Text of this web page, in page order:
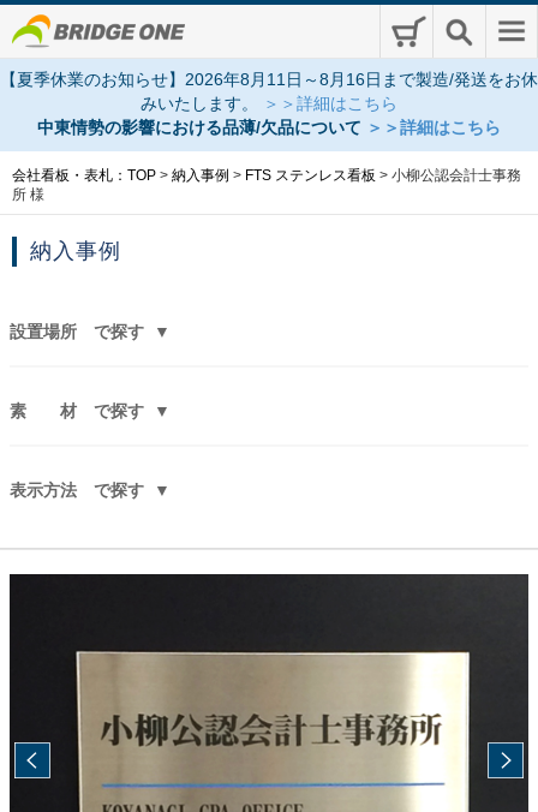
【夏季休業のお知らせ】2026年8月11日～8月16日まで製造/発送をお休
みいたします。
＞＞詳細はこちら
中東情勢の影響における品薄/欠品について ＞＞詳細はこちら
会社看板・表札：TOP > 納入事例 > FTS ステンレス看板 > 小柳公認会計士事務
所 様
納入事例
設置場所 で探す
素 材 で探す
表示方法 で探す